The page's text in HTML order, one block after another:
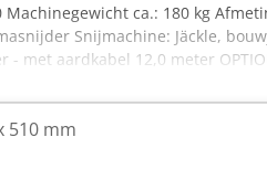
ca.: 180 kg
Snijmachine: Jäckle,
met aardkabel 12,0 meter
500 liter/min. - Volumestroom
ca. 4 meter - Verrijdbaar op
510 mm